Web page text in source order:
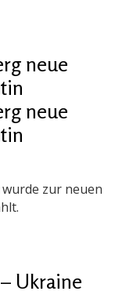
neue
neue
zur neuen
Ukraine